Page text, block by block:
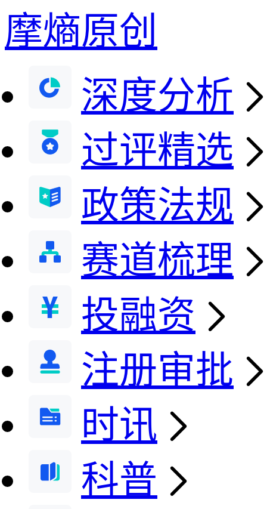
摩熵原创
深度分析
过评精选
政策法规
赛道梳理
投融资
注册审批
时讯
科普